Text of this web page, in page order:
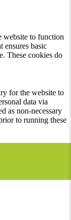
website to function
ensures basic
These cookies do
for the website to
data via
as non-necessary
to running these